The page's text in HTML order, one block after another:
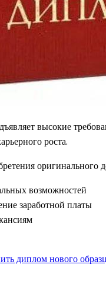
высокие
роста.
оригинального
возможностей
заработной платы
диплом нового